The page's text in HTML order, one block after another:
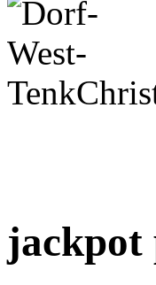
jackpot